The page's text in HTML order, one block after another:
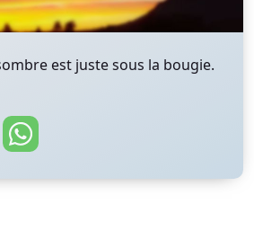
est juste sous la bougie.